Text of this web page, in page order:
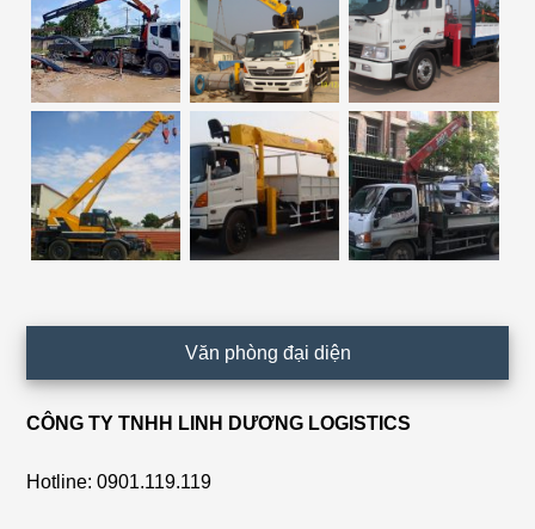
Văn phòng đại diện
CÔNG TY TNHH LINH DƯƠNG LOGISTICS
Hotline: 0901.119.119